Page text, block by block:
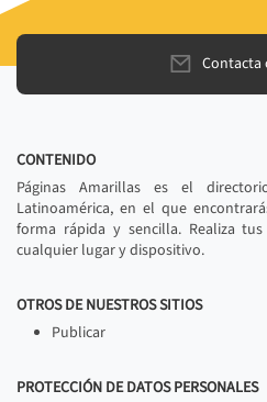
Contacta
CONTENIDO
Páginas Amarillas es el
Latinoamérica, en el que
forma rápida y sencilla. Realiza
cualquier lugar y dispositivo.
OTROS DE NUESTROS SITIOS
Publicar
PROTECCIÓN DE DATOS PERSONALES